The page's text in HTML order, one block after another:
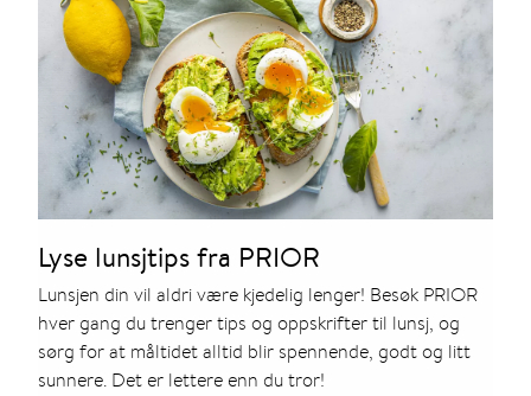
Lyse lunsjtips fra PRIOR
Lunsjen din vil aldri være kjedelig lenger! Besøk PRIOR
hver gang du trenger tips og oppskrifter til lunsj, og
sørg for at måltidet alltid blir spennende, godt og litt
sunnere. Det er lettere enn du tror!